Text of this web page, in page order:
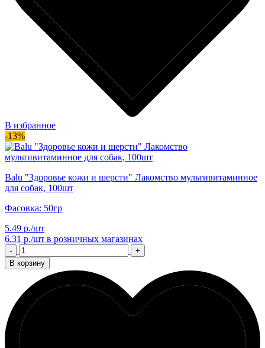
В избранное
-13%
Balu "Здоровье кожи и шерсти" Лакомство мультивитаминное
для собак, 100шт
Фасовка: 50гр
5.49 р./шт
6.31 р./шт в розничных магазинах
-
+
В корзину